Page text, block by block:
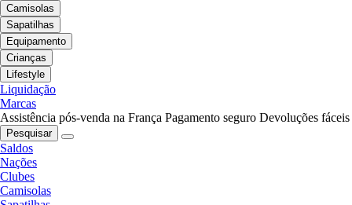
Camisolas
Sapatilhas
Equipamento
Crianças
Lifestyle
Liquidação
Marcas
Assistência pós-venda na França Pagamento seguro Devoluções fáceis
Pesquisar
Saldos
Nações
Clubes
Camisolas